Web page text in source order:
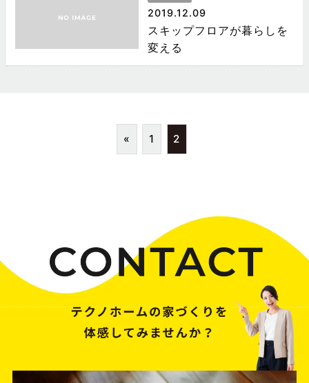
2019.12.09
スキップフロアが暮らしを
変える
« 1 2